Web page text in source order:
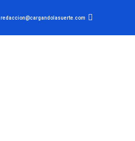
redaccion@cargandolasuerte.com